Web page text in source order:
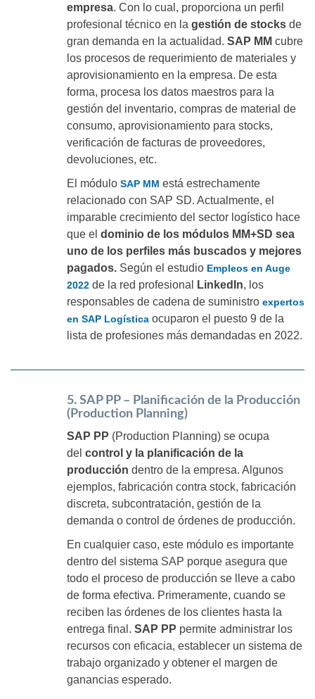
empresa. Con lo cual, proporciona un perfil
profesional técnico en la gestión de stocks de
gran demanda en la actualidad. SAP MM cubre
los procesos de requerimiento de materiales y
aprovisionamiento en la empresa. De esta
forma, procesa los datos maestros para la
gestión del inventario, compras de material de
consumo, aprovisionamiento para stocks,
verificación de facturas de proveedores,
devoluciones, etc.
El módulo SAP MM está estrechamente
relacionado con SAP SD. Actualmente, el
imparable crecimiento del sector logístico hace
que el dominio de los módulos MM+SD sea
uno de los perfiles más buscados y mejores
pagados. Según el estudio Empleos en Auge
2022 de la red profesional LinkedIn, los
responsables de cadena de suministro expertos
en SAP Logística ocuparon el puesto 9 de la
lista de profesiones más demandadas en 2022.
5. SAP PP – Planificación de la Producción
(Production Planning)
SAP PP (Production Planning) se ocupa
del control y la planificación de la
producción dentro de la empresa. Algunos
ejemplos, fabricación contra stock, fabricación
discreta, subcontratación, gestión de la
demanda o control de órdenes de producción.
En cualquier caso, este módulo es importante
dentro del sistema SAP porque asegura que
todo el proceso de producción se lleve a cabo
de forma efectiva. Primeramente, cuando se
reciben las órdenes de los clientes hasta la
entrega final. SAP PP permite administrar los
recursos con eficacia, establecer un sistema de
trabajo organizado y obtener el margen de
ganancias esperado.